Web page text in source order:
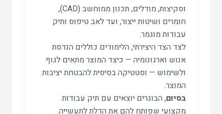
וסקיצות, מודלים, תכנון ממוחשב (CAD),
חומרים ושיטות ייצור, ועד לאב טיפוס ותיק
עבודות מוגמר.
לצד הצד היצירתי, הלימודים כוללים הנדסת
אנוש וארגונומיה — כיצד המוצר מתאים לגוף
ולשימוש — וסטטיקה בסיסית להבטחת יציבות
המוצר.
בסיום, הבוגרים יוצאים עם תיק עבודות
מקצועי שפותח להם את הדלת לתעשייה.